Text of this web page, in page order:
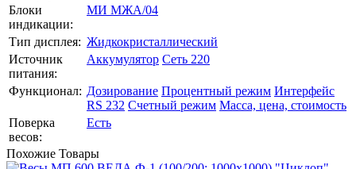
Блоки
индикации:
МИ МЖА/04
Тип дисплея: Жидкокристаллический
Источник
питания:
Аккумулятор Сеть 220
Функционал: Дозирование Процентный режим Интерфейс
RS 232 Счетный режим Масса, цена, стоимость
Поверка
весов:
Есть
Похожие Товары